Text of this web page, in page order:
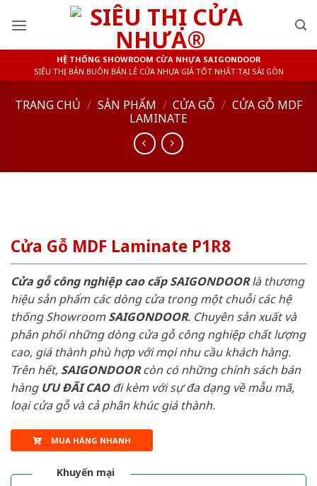
HỆ THỐNG SHOWROOM CỬA NHỰA SAIGONDOOR
SIÊU THỊ BÁN BUÔN BÁN LẺ CỬA NHỰA GIÁ TỐT NHẤT TẠI SÀI GÒN
TRANG CHỦ / SẢN PHẨM / CỬA GỖ / CỬA GỖ MDF
LAMINATE
Cửa Gỗ MDF Laminate P1R8
Cửa gỗ công nghiệp cao cấp SAIGONDOORlà thương
hiệu sản phẩm các dòng cửa trong một chuỗi các hệ
thống ShowroomSAIGONDOOR. Chuyên sản xuất và
phân phối những dòng cửa gỗ công nghiệp chất lượng
cao, giá thành phù hợp với mọi nhu cầu khách hàng.
Trên hết, SAIGONDOORcòn có những chính sách bán
hàng ƯU ĐÃI CAOđi kèm với sự đa dạng về mẫu mã,
loại cửa gỗ và cả phân khúc giá thành.
MUA HÀNG NHANH
Khuyến mại